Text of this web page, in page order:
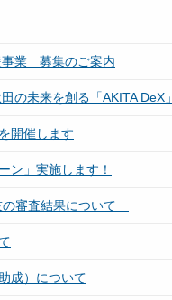
事業 募集のご案内
の未来を創る「AKITA DeX
開催します
ン」実施します！
の審査結果について
成）について